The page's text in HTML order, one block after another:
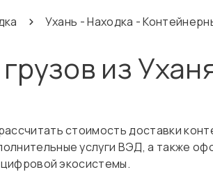
Ухань - Находка -
из
стоимость доставки
услуги ВЭД, а также
экосистемы.